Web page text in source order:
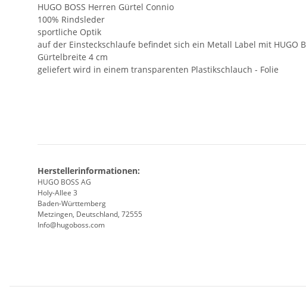
HUGO BOSS Herren Gürtel Connio
100% Rindsleder
sportliche Optik
auf der Einsteckschlaufe befindet sich ein Metall Label mit HUGO
Gürtelbreite 4 cm
geliefert wird in einem transparenten Plastikschlauch - Folie
Herstellerinformationen:
HUGO BOSS AG
Holy-Allee 3
Baden-Württemberg
Metzingen, Deutschland, 72555
Info@hugoboss.com